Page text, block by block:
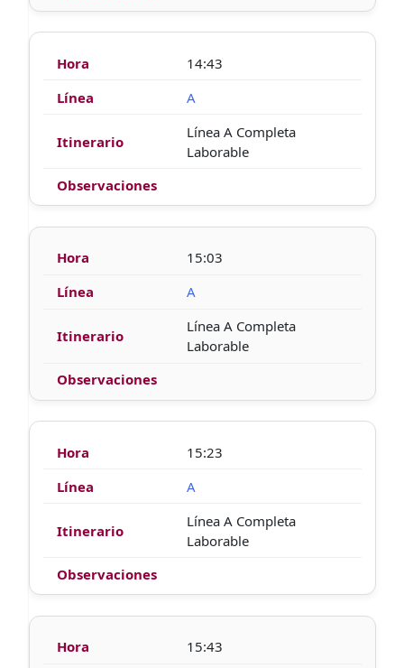
14:43
A
Línea A Completa
Laborable
15:03
A
Línea A Completa
Laborable
15:23
A
Línea A Completa
Laborable
15:43